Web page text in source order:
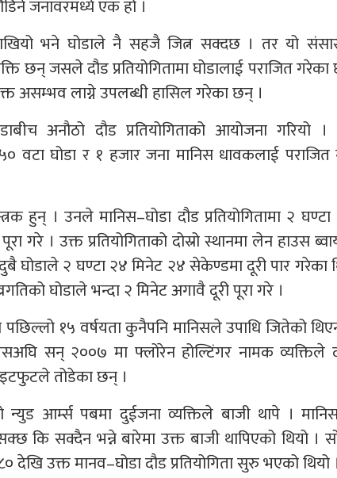
जनावरमध्ये एक हो ।
राखियो भने घोडाले नै सहजै जित्न सक्दछ । तर यो
छन् जसले दौड प्रतियोगितामा घोडालाई पराजित
असम्भव लाग्ने उपलब्धी हासिल गरेका छन् ।
अनौठो दौड प्रतियोगिताको आयोजना गरियो ।
वटा घोडा र १ हजार जना मानिस धावकलाई पराजित
हुन् । उनले मानिस–घोडा दौड प्रतियोगितामा २
गरे । उक्त प्रतियोगिताको दोस्रो स्थानमा लेन हाउस
घोडाले २ घण्टा २४ मिनेट २४ सेकेण्डमा दूरी पार गरेका
घोडाले भन्दा २ मिनेट अगावै दूरी पूरा गरे ।
पछिल्लो १५ वर्षयता कुनैपनि मानिसले उपाधि जितेको
सन् २००७ मा फ्लोरेन होल्टिंगर नामक व्यक्तिले
तोडेका छन् ।
आर्म्स पबमा दुईजना व्यक्तिले बाजी थापे ।
कि सक्दैन भन्ने बारेमा उक्त बाजी थापिएको थियो ।
देखि उक्त मानव–घोडा दौड प्रतियोगिता सुरु भएको थियो ।